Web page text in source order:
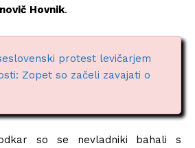
Hovnik.
protest levičarjem
Zopet so začeli zavajati o
so se nevladniki bahali s